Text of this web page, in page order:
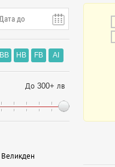
BB HB FB AI
До 300+ лв
Великден